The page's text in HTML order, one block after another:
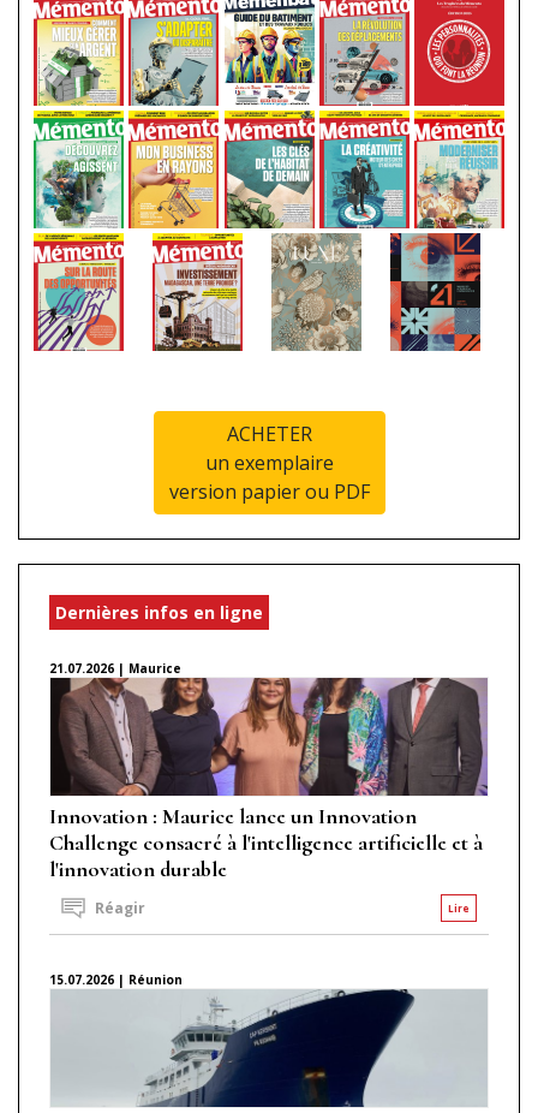
ACHETER
un exemplaire
version papier ou PDF
Dernières infos en ligne
21.07.2026 | Maurice
Innovation : Maurice lance un Innovation
Challenge consacré à l'intelligence artificielle et à
l'innovation durable
Lire
Réagir
15.07.2026 | Réunion